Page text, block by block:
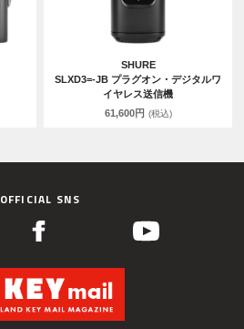
SHURE
SLXD3=-JB プラグオン・デジタルワ
イヤレス送信機
61,600円 (税込)
OFFICIAL SNS